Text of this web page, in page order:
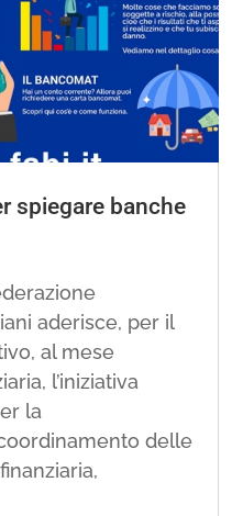
spiegare banche
aderisce, per il
al mese
l’iniziativa
la
delle